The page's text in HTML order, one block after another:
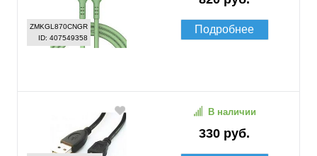
ZMKGL870CNGR
ID: 407549358
Подробнее
330 руб.
В наличии